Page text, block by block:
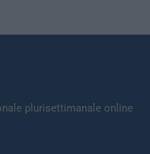
plurisettimanale online